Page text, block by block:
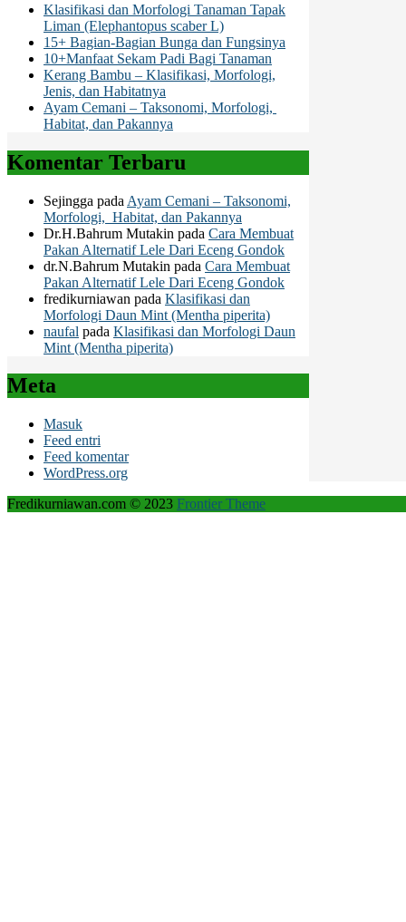
Klasifikasi dan Morfologi Tanaman Tapak
Liman (Elephantopus scaber L)
15+ Bagian-Bagian Bunga dan Fungsinya
10+Manfaat Sekam Padi Bagi Tanaman
Kerang Bambu – Klasifikasi, Morfologi,
Jenis, dan Habitatnya
Ayam Cemani – Taksonomi, Morfologi,
Habitat, dan Pakannya
Komentar Terbaru
Sejingga pada Ayam Cemani – Taksonomi,
Morfologi, Habitat, dan Pakannya
Dr.H.Bahrum Mutakin pada Cara Membuat
Pakan Alternatif Lele Dari Eceng Gondok
dr.N.Bahrum Mutakin pada Cara Membuat
Pakan Alternatif Lele Dari Eceng Gondok
fredikurniawan pada Klasifikasi dan
Morfologi Daun Mint (Mentha piperita)
naufal pada Klasifikasi dan Morfologi Daun
Mint (Mentha piperita)
Meta
Masuk
Feed entri
Feed komentar
WordPress.org
Fredikurniawan.com © 2023 Frontier Theme